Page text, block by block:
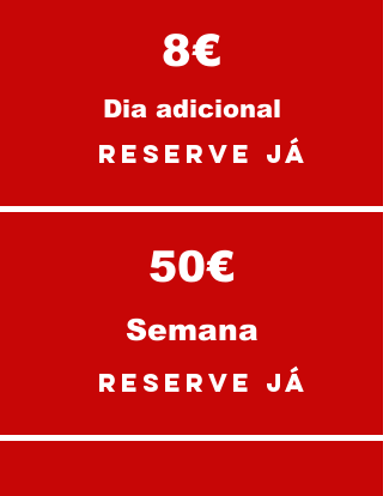
8€
Dia adicional
reserve já
50€
Semana
reserve já